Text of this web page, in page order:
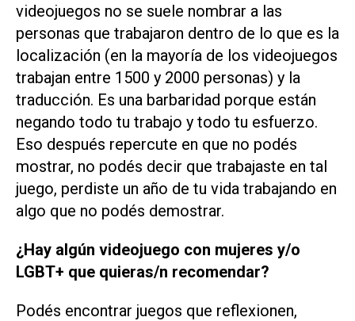
videojuegos no se suele nombrar a las
personas que trabajaron dentro de lo que es la
localización (en la mayoría de los videojuegos
trabajan entre 1500 y 2000 personas) y la
traducción. Es una barbaridad porque están
negando todo tu trabajo y todo tu esfuerzo.
Eso después repercute en que no podés
mostrar, no podés decir que trabajaste en tal
juego, perdiste un año de tu vida trabajando en
algo que no podés demostrar.
¿Hay algún videojuego con mujeres y/o
LGBT+ que quieras/n recomendar?
Podés encontrar juegos que reflexionen,